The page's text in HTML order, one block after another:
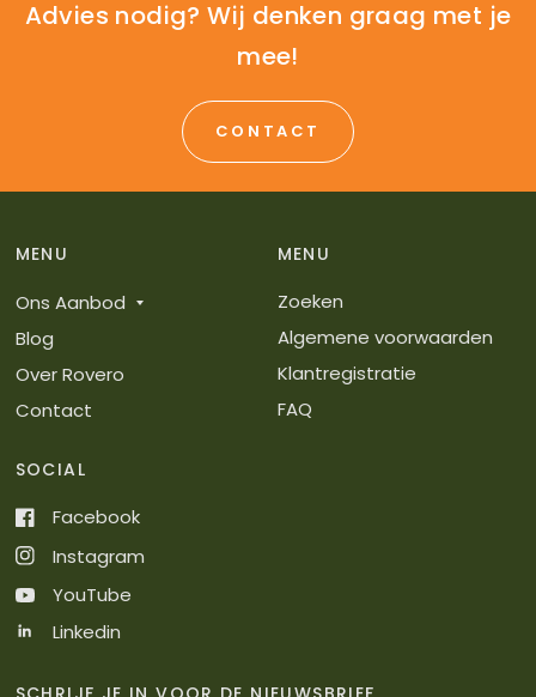
Advies nodig? Wij denken graag met je
mee!
CONTACT
MENU
Ons Aanbod
Blog
Over Rovero
Contact
MENU
Zoeken
Algemene voorwaarden
Klantregistratie
FAQ
SOCIAL
Facebook
Instagram
YouTube
Linkedin